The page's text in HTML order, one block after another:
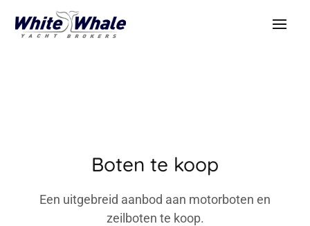
Boten te koop
Een uitgebreid aanbod aan motorboten en
zeilboten te koop.